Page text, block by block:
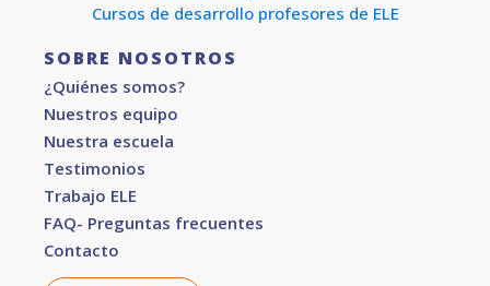
Cursos de desarrollo profesores de ELE
SOBRE NOSOTROS
¿Quiénes somos?
Nuestros equipo
Nuestra escuela
Testimonios
Trabajo ELE
FAQ- Preguntas frecuentes
Contacto